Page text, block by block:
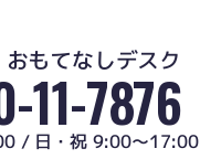
もてなしデスク
11-7876
/ 日・祝 9:00～17:00